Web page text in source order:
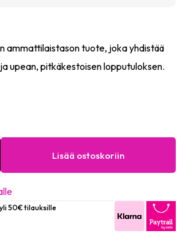
ammattilaistason tuote, joka yhdistää
upean, pitkäkestoisen lopputuloksen.
Lisää ostoskoriin
50€ tilauksille